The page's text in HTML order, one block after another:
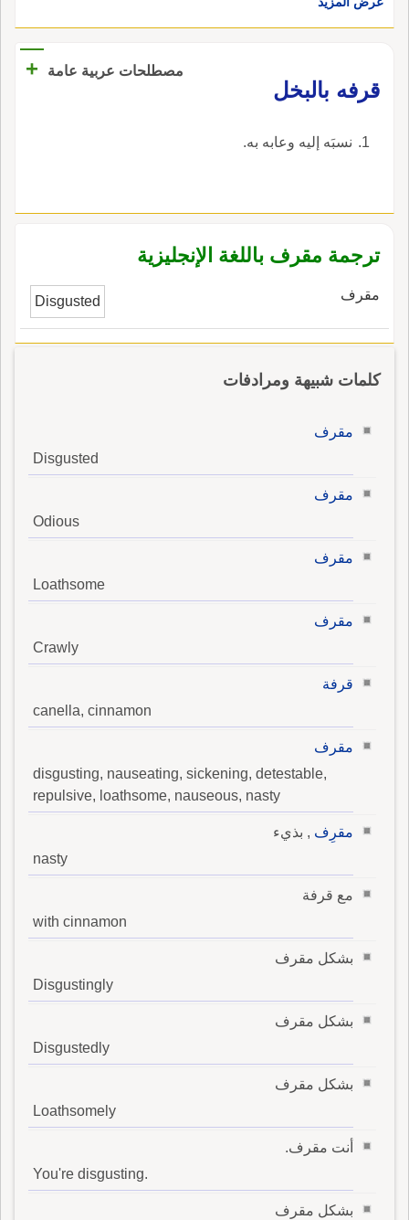
مصطلحات عربية عامة
+
قرفه بالبخل
نسبَه إليه وعابه به.
ترجمة مقرف باللغة الإنجليزية
مقرف Disgusted
كلمات شبيهة ومرادفات
مقرف
Disgusted
مقرف
Odious
مقرف
Loathsome
مقرف
Crawly
قرفة
canella, cinnamon
مقرف
disgusting, nauseating, sickening, detestable,
repulsive, loathsome, nauseous, nasty
مقرِف , بذيء
nasty
مع قرفة
with cinnamon
بشكل مقرف
Disgustingly
بشكل مقرف
Disgustedly
بشكل مقرف
Loathsomely
أنت مقرف.
You're disgusting.
بشكل مقرف